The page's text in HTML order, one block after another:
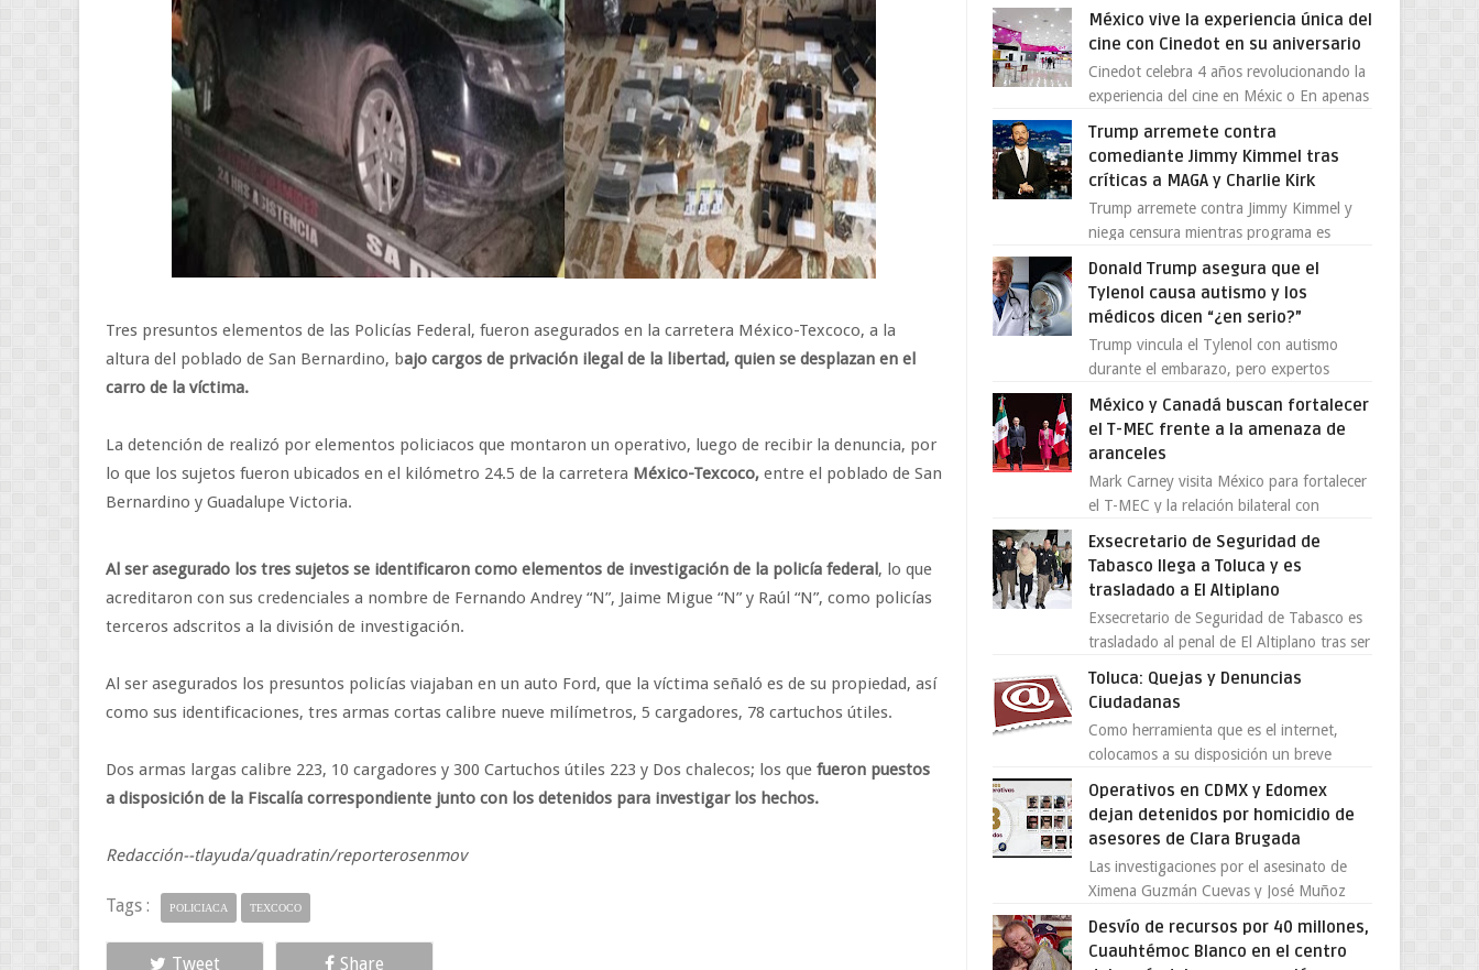
Tres presuntos elementos de las Policías Federal, fueron asegurados en la carretera México-Texcoco, a la
altura del poblado de San Bernardino, bajo cargos de privación ilegal de la libertad, quien se desplazan en el
carro de la víctima.
La detención de realizó por elementos policiacos que montaron un operativo, luego de recibir la denuncia, por
lo que los sujetos fueron ubicados en el kilómetro 24.5 de la carretera México-Texcoco, entre el poblado de San
Bernardino y Guadalupe Victoria.
Al ser asegurado los tres sujetos se identificaron como elementos de investigación de la policía federal, lo que
acreditaron con sus credenciales a nombre de Fernando Andrey “N”, Jaime Migue “N” y Raúl “N”, como policías
terceros adscritos a la división de investigación.
Al ser asegurados los presuntos policías viajaban en un auto Ford, que la víctima señaló es de su propiedad, así
como sus identificaciones, tres armas cortas calibre nueve milímetros, 5 cargadores, 78 cartuchos útiles.
Dos armas largas calibre 223, 10 cargadores y 300 Cartuchos útiles 223 y Dos chalecos; los que fueron puestos
a disposición de la Fiscalía correspondiente junto con los detenidos para investigar los hechos.
Redacción--tlayuda/quadratin/reporterosenmov
Tags : POLICIACA TEXCOCO
Tweet Share
emprendedores Con la creciente neces...
México vive la experiencia única del
cine con Cinedot en su aniversario
Cinedot celebra 4 años revolucionando la
experiencia del cine en Méxic o En apenas
es posible reinve...
Trump arremete contra
comediante Jimmy Kimmel tras
críticas a MAGA y Charlie Kirk
Trump arremete contra Jimmy Kimmel y
niega censura mientras programa es
programa Jimmy Kimmel Live! ...
Donald Trump asegura que el
Tylenol causa autismo y los
médicos dicen “¿en serio?”
Trump vincula el Tylenol con autismo
durante el embarazo, pero expertos
nuevo episodio de declaraciones...
México y Canadá buscan fortalecer
el T-MEC frente a la amenaza de
aranceles
Mark Carney visita México para fortalecer
el T-MEC y la relación bilateral con
provocada por la ofen...
Exsecretario de Seguridad de
Tabasco llega a Toluca y es
trasladado a El Altiplano
Exsecretario de Seguridad de Tabasco es
trasladado al penal de El Altiplano tras ser
Seguridad Públi...
Toluca: Quejas y Denuncias
Ciudadanas
Como herramienta que es el internet,
colocamos a su disposición un breve
denuncia ciudadana la e...
Operativos en CDMX y Edomex
dejan detenidos por homicidio de
asesores de Clara Brugada
Las investigaciones por el asesinato de
Ximena Guzmán Cuevas y José Muñoz
Vega, secretaria particular y coordinador
de asesores de la jefa d...
Desvío de recursos por 40 millones,
Cuauhtémoc Blanco en el centro